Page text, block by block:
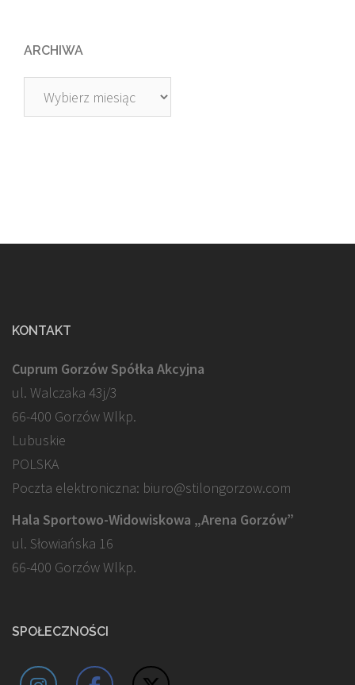
ARCHIWA
Archiwa
KONTAKT
Cuprum Gorzów Spółka Akcyjna
ul. Walczaka 43j/3
66-400 Gorzów Wlkp.
Lubuskie
POLSKA
Poczta elektroniczna: biuro@stilongorzow.com
Hala Sportowo-Widowiskowa „Arena Gorzów”
ul. Słowiańska 16
66-400 Gorzów Wlkp.
SPOŁECZNOŚCI